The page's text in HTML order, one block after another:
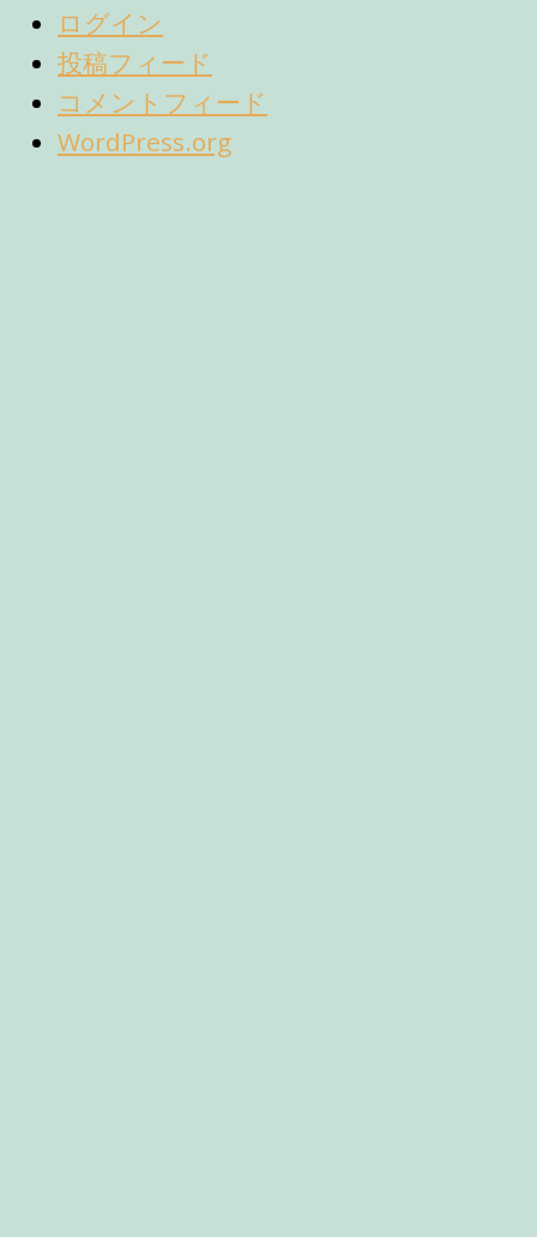
ログイン
投稿フィード
コメントフィード
WordPress.org